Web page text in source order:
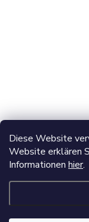
Diese Website
Website erklären
Informationen hier.